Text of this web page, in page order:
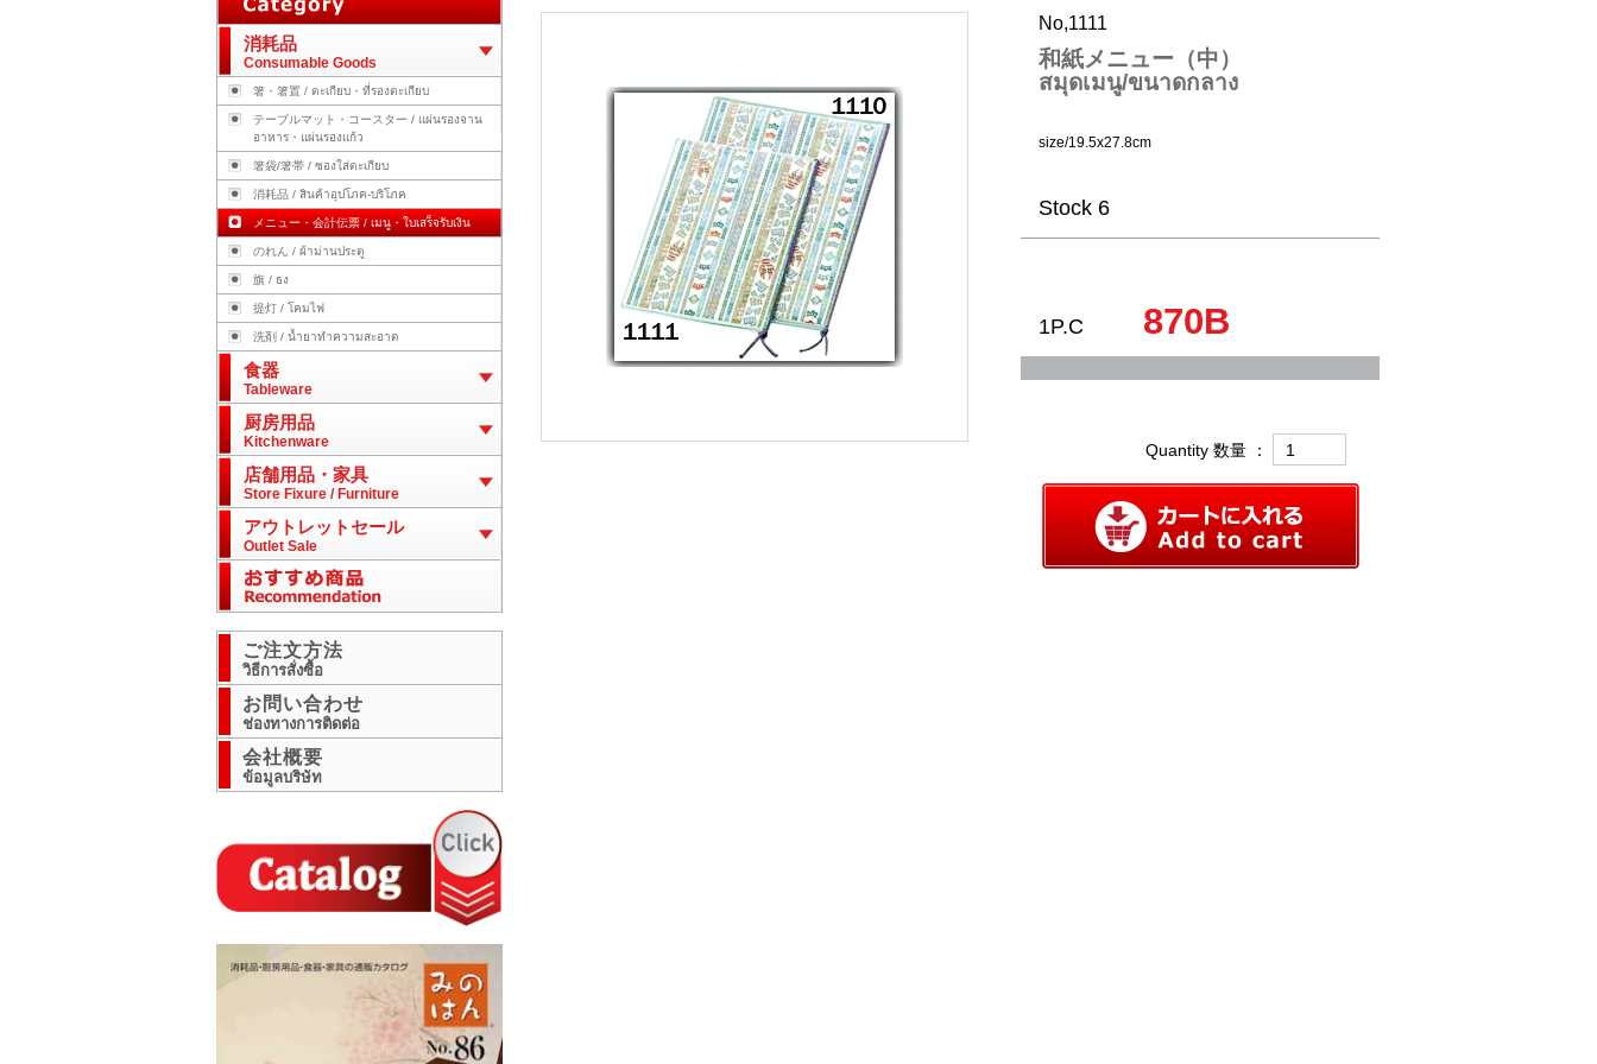
消耗品
Consumable Goods
箸・箸置 / ตะเกียบ・ที่รองตะเกียบ
テーブルマット・コースター / แผ่นรองจาน
อาหาร・แผ่นรองแก้ว
箸袋/箸帯 / ซองใส่ตะเกียบ
消耗品 / สินค้าอุปโภค-บริโภค
メニュー・会計伝票 / เมนู・ใบเสร็จรับเงิน
のれん / ผ้าม่านประตู
旗 / ธง
提灯 / โคมไฟ
洗剤 / น้ำยาทำความสะอาด
食器
Tableware
厨房用品
Kitchenware
店舗用品・家具
Store Fixure / Furniture
アウトレットセール
Outlet Sale
ご注文方法
วิธีการสั่งซื้อ
お問い合わせ
ช่องทางการติดต่อ
会社概要
ข้อมูลบริษัท
No,1111
和紙メニュー（中）
สมุดเมนู/ขนาดกลาง
size/19.5x27.8cm
Stock 6
1P.C 870B
Quantity 数量 ：